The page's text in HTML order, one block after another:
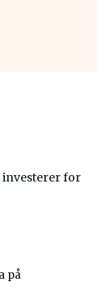
investerer for
på